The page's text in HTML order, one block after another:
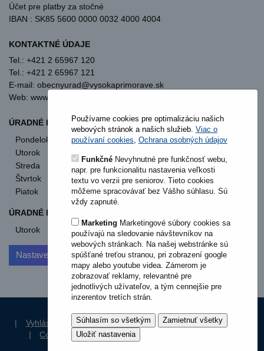
Účet pre platby za stočné
IBAN : SK85 5600 0000 0032 4000 4004
KONTAKTNÉ ÚDAJE
Tel.: +421 2 65967 120
Tel.: +421 2 65967 121
E-mail: obecnyurad@vysokaprimorave.sk
Web: www.vysokaprimorave.sk
ÚRADNÉ HODINY OBECNÝ ÚRAD
Pondelok
8:00 - 12:00
13:00 - 15:30
Utorok
Streda
8:00 - 12:00
13:00 - 17:00
Štvrtok
nestránkový deň
Piatok
8:00 - 12:00
ÚRADNÉ HODINY STAVEBNÝ ÚRAD
Utorok
od 11:00
Nastavenia cookies
| Vyhlásenie o prístupnosti |
Ochrana osobných údajov
|
Cookies | RSS Aktuality
Používame cookies pre optimalizáciu našich
webových stránok a našich služieb. Viac o
používaní cookies Ochrana osobných údajov
FunkčnéNevyhnutné pre funkčnosť webu,
napr. pre funkcionalitu nastavenia veľkosti
textu vo verzii pre seniorov. Tieto cookies
môžeme spracovávať bez Vášho súhlasu. Sú
vždy zapnuté.
Marketing Marketingové súbory cookies sa
používajú na sledovanie návštevníkov na
webových stránkach. Na našej webstránke sú
spúšťané treťou stranou, pri zobrazení google
mapy alebo youtube videa. Zámerom je
zobrazovať reklamy, relevantné pre
jednotlivých užívateľov, a tým cennejšie pre
inzerentov tretích strán.